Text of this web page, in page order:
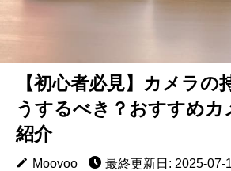
【初心者必見】カメラの
うするべき？おすすめカ
紹介
Moovoo
最終更新日: 2025-07-